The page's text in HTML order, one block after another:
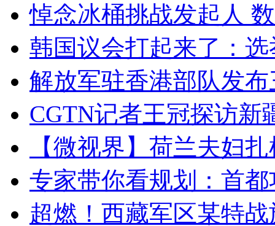
悼念冰桶挑战发起人
韩国议会打起来了：
解放军驻香港部队发
CGTN记者王冠探访新
【微视界】荷兰夫妇
专家带你看规划：首
超燃！西藏军区某特